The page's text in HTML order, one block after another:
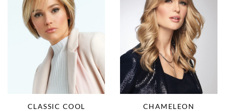
CLASSIC COOL CHAMELEON